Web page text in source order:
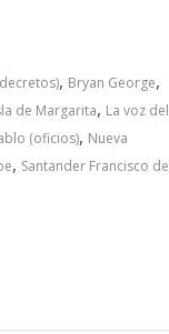
, Bryan George,
de Margarita, La voz del
(oficios), Nueva
, Santander Francisco de